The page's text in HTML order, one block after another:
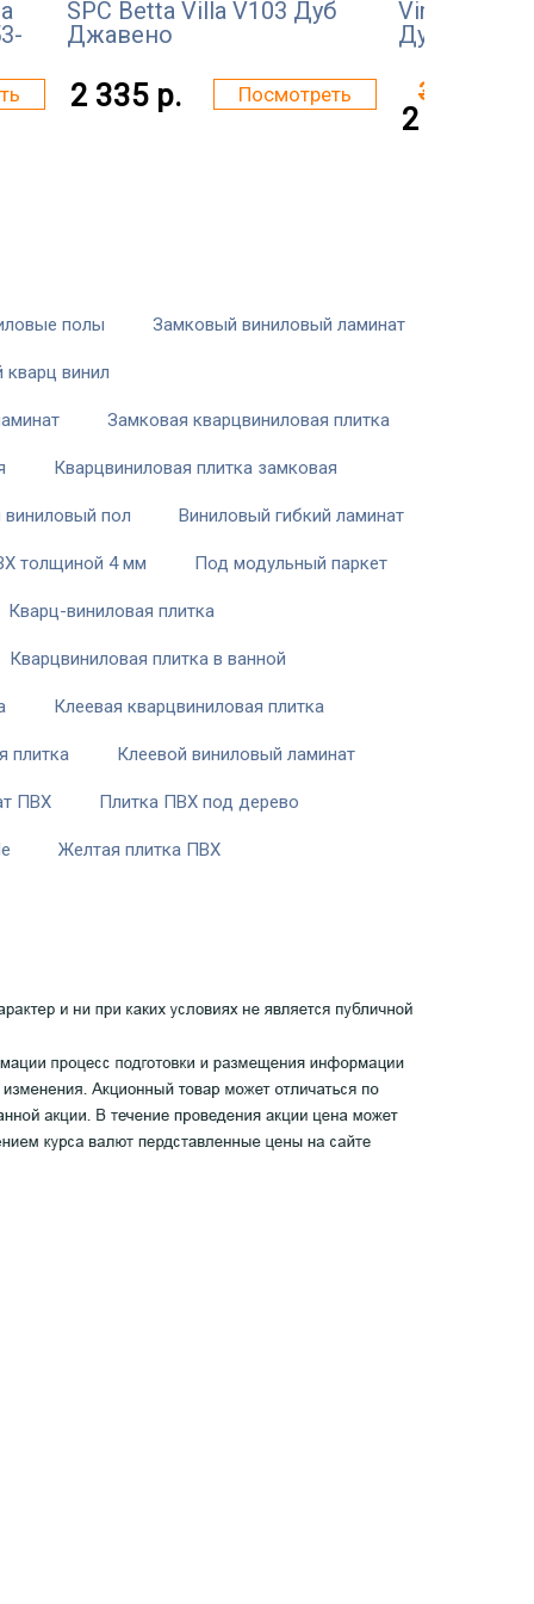
SPC Betta Villa V103 Дуб
Джавено
2 335 р. Посмотреть
Vinilam
Дуб
3 399 р.
2 999 р.
полы Замковый виниловый ламинат
винил
Замковая кварцвиниловая плитка
Кварцвиниловая плитка замковая
виниловый пол Виниловый гибкий ламинат
толщиной 4 мм Под модульный паркет
Кварц-виниловая плитка
Кварцвиниловая плитка в ванной
Клеевая кварцвиниловая плитка
плитка Клеевой виниловый ламинат
ПВХ Плитка ПВХ под дерево
Желтая плитка ПВХ